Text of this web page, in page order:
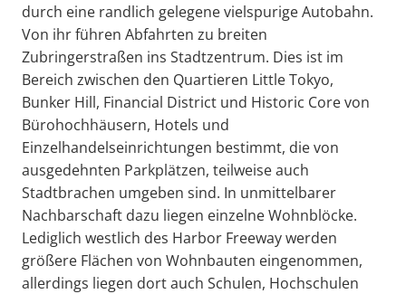
durch eine randlich gelegene vielspurige Autobahn.
Von ihr führen Abfahrten zu breiten
Zubringerstraßen ins Stadtzentrum. Dies ist im
Bereich zwischen den Quartieren Little Tokyo,
Bunker Hill, Financial District und Historic Core von
Bürohochhäusern, Hotels und
Einzelhandelseinrichtungen bestimmt, die von
ausgedehnten Parkplätzen, teilweise auch
Stadtbrachen umgeben sind. In unmittelbarer
Nachbarschaft dazu liegen einzelne Wohnblöcke.
Lediglich westlich des Harbor Freeway werden
größere Flächen von Wohnbauten eingenommen,
allerdings liegen dort auch Schulen, Hochschulen